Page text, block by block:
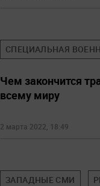
СПЕЦИАЛЬНАЯ
Чем закончится
всему миру
2 марта 2022, 18:49
ЗАПАДНЫЕ СМИ